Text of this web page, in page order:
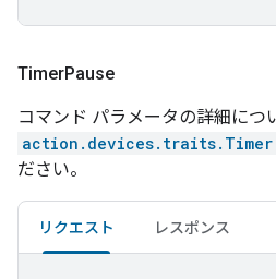
TimerPause
コマンド パラメータの詳細につ
action.devices.traits.Timer
ださい。
リクエスト レスポンス